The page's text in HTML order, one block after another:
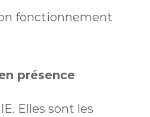
fonctionnement
présence
Elles sont les